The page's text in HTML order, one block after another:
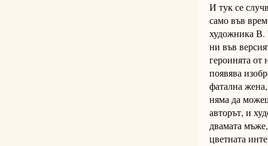
И тук се
само във
художника В.
ни във
героинята от
появява
фатална
няма да
авторът, и
двамата
цветната